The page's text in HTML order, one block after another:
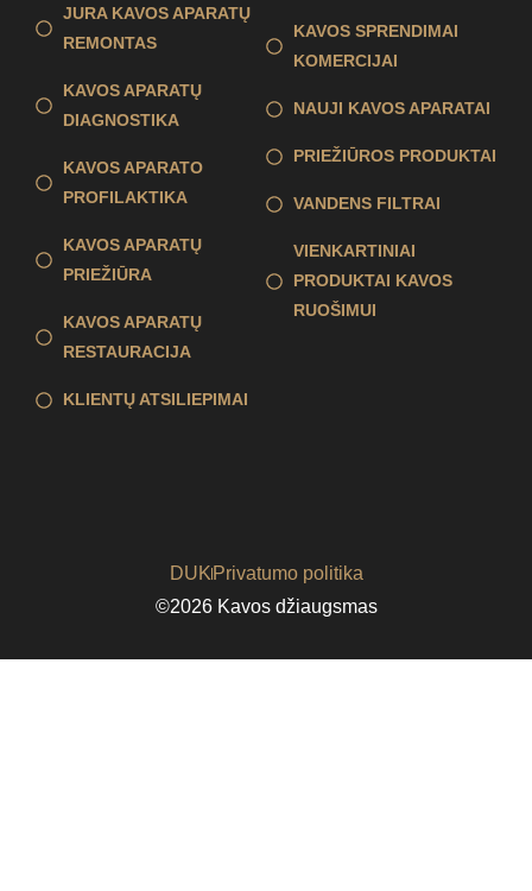
JURA KAVOS APARATŲ
REMONTAS
KAVOS APARATŲ
DIAGNOSTIKA
KAVOS APARATO
PROFILAKTIKA
KAVOS APARATŲ
PRIEŽIŪRA
KAVOS APARATŲ
RESTAURACIJA
KLIENTŲ ATSILIEPIMAI
KAVOS SPRENDIMAI
KOMERCIJAI
NAUJI KAVOS APARATAI
PRIEŽIŪROS PRODUKTAI
VANDENS FILTRAI
VIENKARTINIAI
PRODUKTAI KAVOS
RUOŠIMUI
DUKPrivatumo politika
©2026 Kavos džiaugsmas